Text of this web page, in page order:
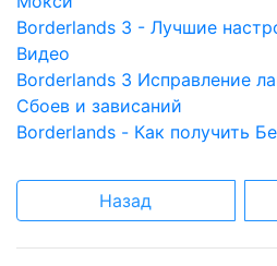
Borderlands 3 - Лучшие
Видео
Borderlands 3 Исправление
Сбоев и зависаний
Borderlands - Как получить
Назад